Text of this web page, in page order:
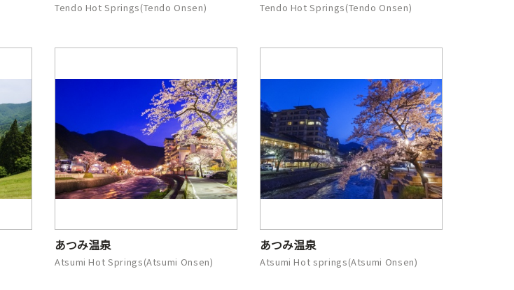
Tendo Hot Springs(Tendo Onsen) Tendo Hot Springs(Tendo Onsen)
あつみ温泉
Atsumi Hot Springs(Atsumi Onsen)
あつみ温泉
Atsumi Hot springs(Atsumi Onsen)